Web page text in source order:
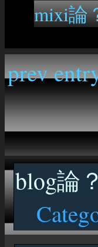
mixi論
prev
blog論